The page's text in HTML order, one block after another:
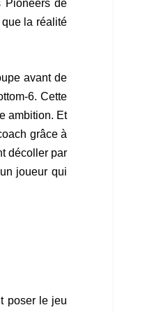
Pioneers de
la réalité
avant de
6. Cette
ambition. Et
grâce à
décoller par
joueur qui
poser le jeu